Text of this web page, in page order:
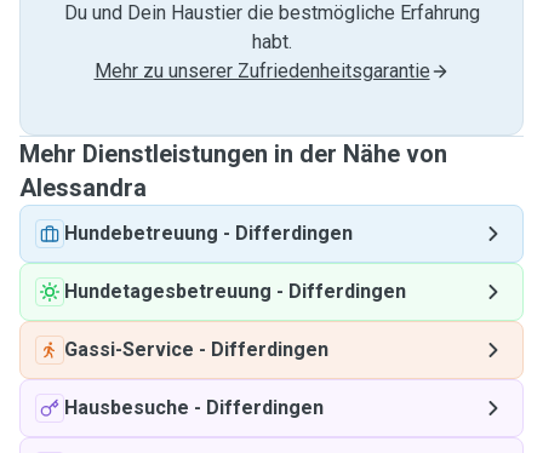
Du und Dein Haustier die bestmögliche Erfahrung
habt.
Mehr zu unserer Zufriedenheitsgarantie
Mehr Dienstleistungen in der Nähe von
Alessandra
Hundebetreuung - Differdingen
Hundetagesbetreuung - Differdingen
Gassi-Service - Differdingen
Hausbesuche - Differdingen